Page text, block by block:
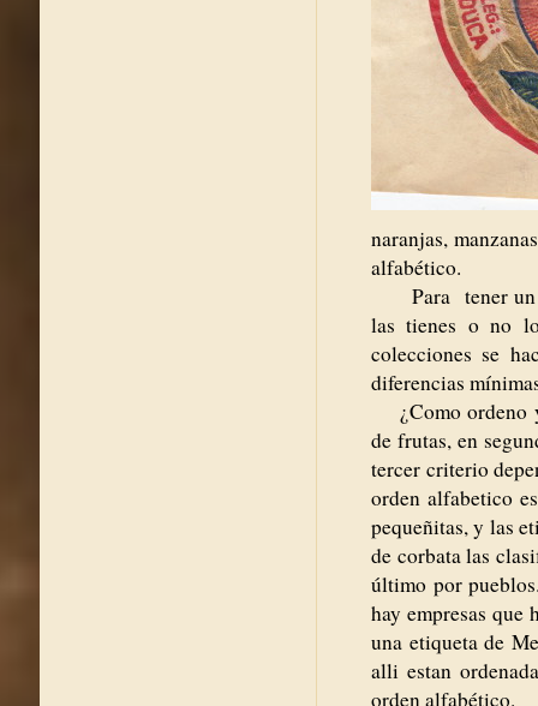
naranjas,
alfabético.
Para tener un
las tienes o no
colecciones se
diferencias
¿Como ordeno
de frutas, en
tercer criterio
orden alfabetico
pequeñitas, y las
de corbata las
último por
hay empresas que
una etiqueta de
alli estan
orden alfabético.